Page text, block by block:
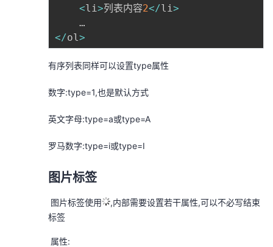
<li >列表内容2</li >
</ol >
有序列表同样可以设置type属性
数字:type=1,也是默认方式
英文字母:type=a或type=A
罗马数字:type=i或type=I
图片标签
​ 图片标签使用
,内部需要设置若干属性,可以不必写结束
标签
​ 属性: